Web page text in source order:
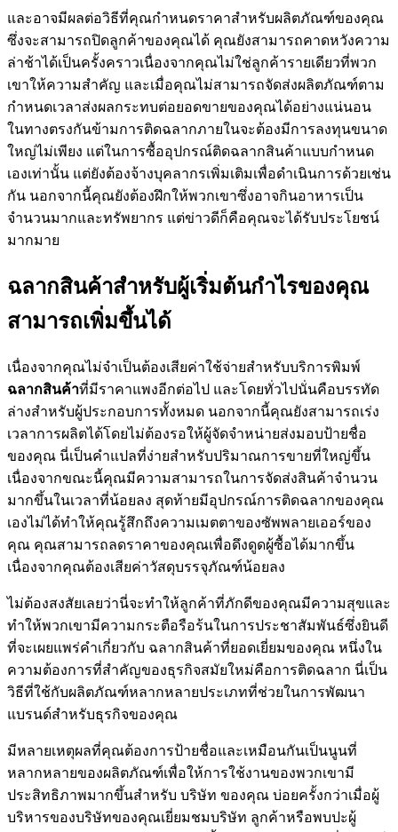
และอาจมีผลต่อวิธีที่คุณกำหนดราคาสำหรับผลิตภัณฑ์ของคุณ
ซึ่งจะสามารถปิดลูกค้าของคุณได้ คุณยังสามารถคาดหวังความ
ล่าช้าได้เป็นครั้งคราวเนื่องจากคุณไม่ใช่ลูกค้ารายเดียวที่พวก
เขาให้ความสำคัญ และเมื่อคุณไม่สามารถจัดส่งผลิตภัณฑ์ตาม
กำหนดเวลาส่งผลกระทบต่อยอดขายของคุณได้อย่างแน่นอน
ในทางตรงกันข้ามการติดฉลากภายในจะต้องมีการลงทุนขนาด
ใหญ่ไม่เพียง แต่ในการซื้ออุปกรณ์ติดฉลากสินค้าแบบกำหนด
เองเท่านั้น แต่ยังต้องจ้างบุคลากรเพิ่มเติมเพื่อดำเนินการด้วยเช่น
กัน นอกจากนี้คุณยังต้องฝึกให้พวกเขาซึ่งอาจกินอาหารเป็น
จำนวนมากและทรัพยากร แต่ข่าวดีก็คือคุณจะได้รับประโยชน์
มากมาย
ฉลากสินค้าสำหรับผู้เริ่มต้นกำไรของคุณ
สามารถเพิ่มขึ้นได้
เนื่องจากคุณไม่จำเป็นต้องเสียค่าใช้จ่ายสำหรับบริการพิมพ์
ฉลากสินค้าที่มีราคาแพงอีกต่อไป และโดยทั่วไปนั่นคือบรรทัด
ล่างสำหรับผู้ประกอบการทั้งหมด นอกจากนี้คุณยังสามารถเร่ง
เวลาการผลิตได้โดยไม่ต้องรอให้ผู้จัดจำหน่ายส่งมอบป้ายชื่อ
ของคุณ นี่เป็นคำแปลที่ง่ายสำหรับปริมาณการขายที่ใหญ่ขึ้น
เนื่องจากขณะนี้คุณมีความสามารถในการจัดส่งสินค้าจำนวน
มากขึ้นในเวลาที่น้อยลง สุดท้ายมีอุปกรณ์การติดฉลากของคุณ
เองไม่ได้ทำให้คุณรู้สึกถึงความเมตตาของซัพพลายเออร์ของ
คุณ คุณสามารถลดราคาของคุณเพื่อดึงดูดผู้ซื้อได้มากขึ้น
เนื่องจากคุณต้องเสียค่าวัสดุบรรจุภัณฑ์น้อยลง
ไม่ต้องสงสัยเลยว่านี่จะทำให้ลูกค้าที่ภักดีของคุณมีความสุขและ
ทำให้พวกเขามีความกระตือรือร้นในการประชาสัมพันธ์ซึ่งยินดี
ที่จะเผยแพร่คำเกี่ยวกับ ฉลากสินค้าที่ยอดเยี่ยมของคุณ หนึ่งใน
ความต้องการที่สำคัญของธุรกิจสมัยใหม่คือการติดฉลาก นี่เป็น
วิธีที่ใช้กับผลิตภัณฑ์หลากหลายประเภทที่ช่วยในการพัฒนา
แบรนด์สำหรับธุรกิจของคุณ
มีหลายเหตุผลที่คุณต้องการป้ายชื่อและเหมือนกันเป็นนูนที่
หลากหลายของผลิตภัณฑ์เพื่อให้การใช้งานของพวกเขามี
ประสิทธิภาพมากขึ้นสำหรับ บริษัท ของคุณ บ่อยครั้งกว่าเมื่อผู้
บริหารของบริษัทของคุณเยี่ยมชมบริษัท ลูกค้าหรือพบปะผู้